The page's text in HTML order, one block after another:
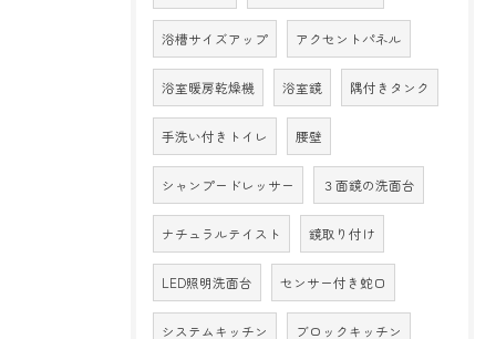
浴槽サイズアップ アクセントパネル
浴室暖房乾燥機 浴室鏡 隅付きタンク
手洗い付きトイレ 腰壁
シャンプードレッサー ３面鏡の洗面台
ナチュラルテイスト 鏡取り付け
LED照明洗面台 センサー付き蛇口
システムキッチン ブロックキッチン